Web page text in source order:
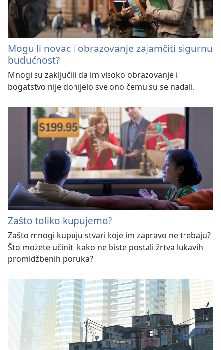
Mogu li novac i obrazovanje zajamčiti sigurnu
budućnost?
Mnogi su zaključili da im visoko obrazovanje i
bogatstvo nije donijelo sve ono čemu su se nadali.
Zašto toliko kupujemo?
Zašto mnogi kupuju stvari koje im zapravo ne trebaju?
Što možete učiniti kako ne biste postali žrtva lukavih
promidžbenih poruka?